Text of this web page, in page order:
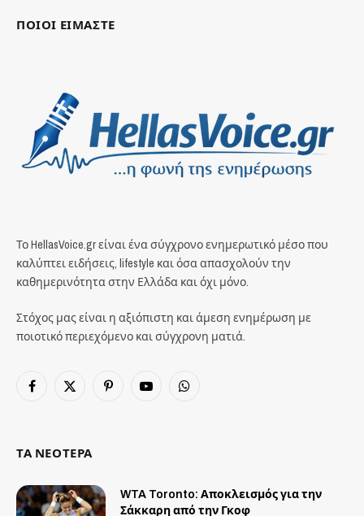
ΠΟΙΟΙ ΕΙΜΑΣΤΕ
Το HellasVoice.gr είναι ένα σύγχρονο ενημερωτικό μέσο που
καλύπτει ειδήσεις, lifestyle και όσα απασχολούν την
καθημερινότητα στην Ελλάδα και όχι μόνο.
Στόχος μας είναι η αξιόπιστη και άμεση ενημέρωση με
ποιοτικό περιεχόμενο και σύγχρονη ματιά.
Facebook
X
PinterestYouTubeWhatsApp
ΤΑ ΝΕΟΤΕΡΑ
WTA Toronto: Αποκλεισμός για την
Σάκκαρη από την Γκοφ